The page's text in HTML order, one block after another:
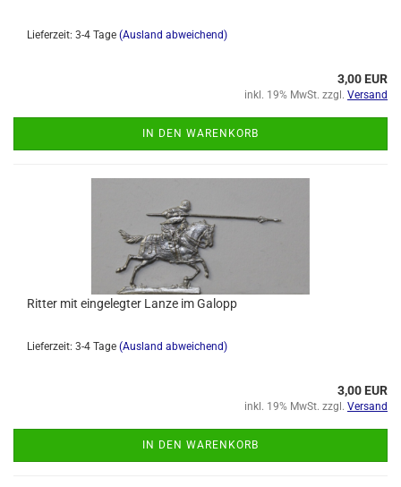
Lieferzeit: 3-4 Tage (Ausland abweichend)
3,00 EUR
inkl. 19% MwSt. zzgl. Versand
IN DEN WARENKORB
Ritter mit eingelegter Lanze im Galopp
Lieferzeit: 3-4 Tage (Ausland abweichend)
3,00 EUR
inkl. 19% MwSt. zzgl. Versand
IN DEN WARENKORB